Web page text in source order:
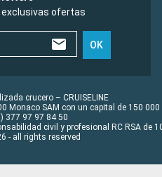
ofertas
OK
crucero – CRUISELINE
Monaco SAM con un capital de 150 000
377 97 97 84 50
civil y profesional RC RSA de
- all rights reserved